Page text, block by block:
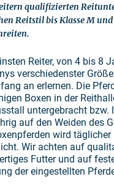
qualifizierten
Reitstil bis Klasse M
Reiter, von 4 bis 8
verschiedenster
an erlernen. Die
Boxen in der
untergebracht bzw.
auf den Weiden des
wird täglicher
Wir achten auf
Futter und auf
der eingestellten